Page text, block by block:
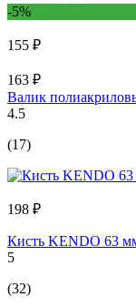
-5%
155 ₽
163 ₽
Валик
4.5
(17)
198 ₽
Кисть KENDO 63
5
(32)